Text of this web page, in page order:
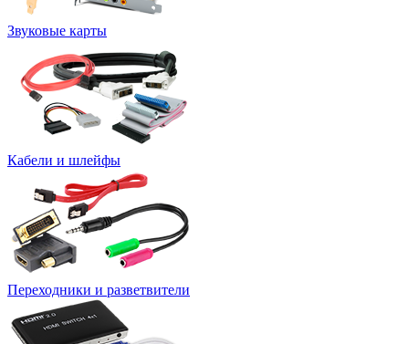
Звуковые карты
Кабели и шлейфы
Переходники и разветвители